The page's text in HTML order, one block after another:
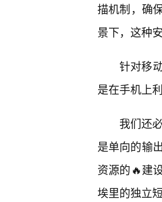
描机制，确
景下，这种
针对移
是在手机上
我们还
是单向的输
资源的🔥建
埃里的独立